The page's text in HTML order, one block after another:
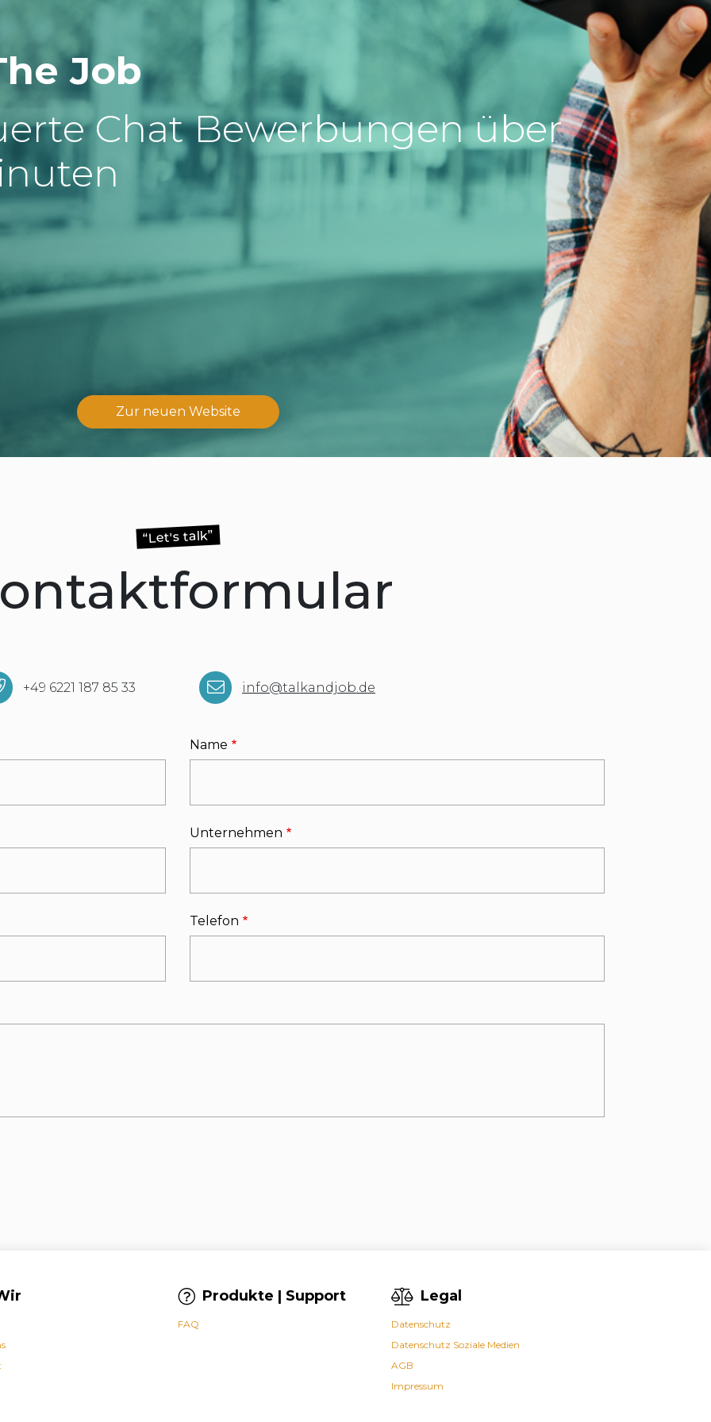
Job
Chat Bewerbungen über
Zur neuen Website
“Let's talk”
+49 6221 187 85 33 info@talkandjob.de
Name
Unternehmen
Telefon
Produkte | Support
FAQ
Legal
Datenschutz
Datenschutz Soziale Medien
AGB
Impressum